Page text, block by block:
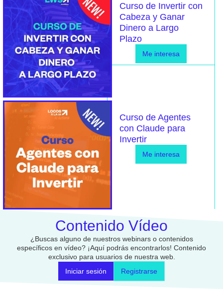
Curso de Invertir con
Cabeza y Ganar
Dinero a Largo
Plazo
Me interesa
Curso de Agentes
con Claude para
Invertir
Me interesa
Contenido Vídeo
¿Buscas alguno de nuestros webinars o contenidos
específicos en vídeo? ¡Aquí podrás encontrarlos! Contenido
exclusivo para usuarios de nuestra web.
Iniciar sesión
Registrarse